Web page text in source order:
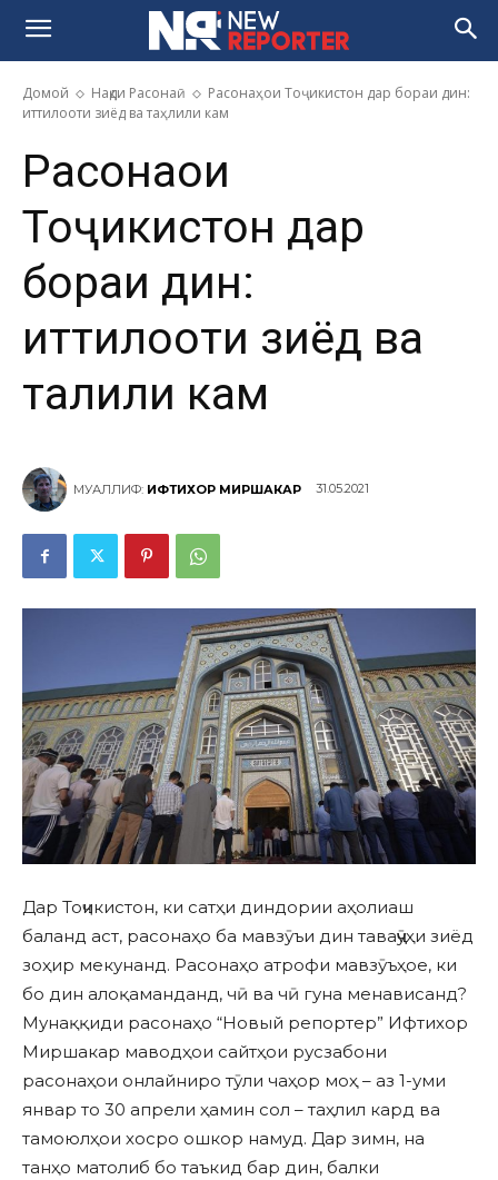
Домой Нақди Расонаӣ
Расонаҳои Тоҷикистон дар бораи дин:
иттилооти зиёд ва таҳлили кам
Расонаҳои
Тоҷикистон дар
бораи дин:
иттилооти зиёд ва
таҳлили кам
МУАЛЛИФ: ИФТИХОР МИРШАКАР 31.05.2021
Дар Тоҷикистон, ки сатҳи диндории аҳолиаш
баланд аст, расонаҳо ба мавзӯъи дин таваҷҷӯҳи зиёд
зоҳир мекунанд. Расонаҳо атрофи мавзӯъҳое, ки
бо дин алоқаманданд, чӣ ва чӣ гуна менависанд?
Мунаққиди расонаҳо “Новый репортер” Ифтихор
Миршакар маводҳои сайтҳои русзабони
расонаҳои онлайниро тӯли чаҳор моҳ – аз 1-уми
январ то 30 апрели ҳамин сол – таҳлил кард ва
тамоюлҳои хосро ошкор намуд. Дар зимн, на
танҳо матолиб бо таъкид бар дин, балки